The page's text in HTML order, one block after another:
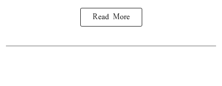
Read More